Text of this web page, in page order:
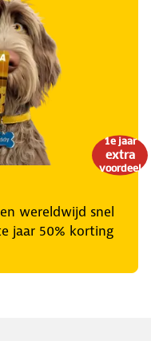
1e jaar
extra
voordeel
wereldwijd snel
jaar 50% korting